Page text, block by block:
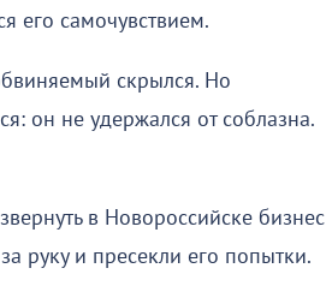
его самочувствием.
скрылся. Но
он не удержался от соблазна.
в Новороссийске бизнес
руку и пресекли его попытки.